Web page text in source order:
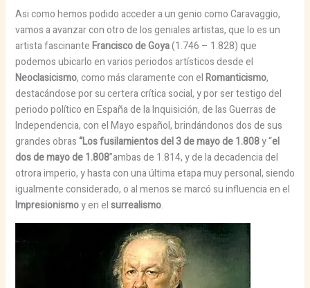
Asi como hemos podido acceder a un genio como Caravaggio,
vamos a avanzar con otro de los geniales artistas, que lo es un
artista fascinanteFrancisco de Goya(1.746 – 1.828) que
podemos ubicarlo en varios periodos artísticos desde el
Neoclasicismo, como más claramente con elRomanticismo,
destacándose por su certera crítica social, y por ser testigo del
periodo político en España de la Inquisición, de las Guerras de
Independencia, con el Mayo español, brindándonos dos de sus
grandes obras“Los fusilamientos del 3 de mayo de 1.808y “el
dos de mayo de 1.808”ambas de 1.814, y de la decadencia del
otrora imperio, y hasta con una última etapa muy personal, siendo
igualmente considerado, o al menos se marcó su influencia en el
Impresionismoy en el surrealismo.